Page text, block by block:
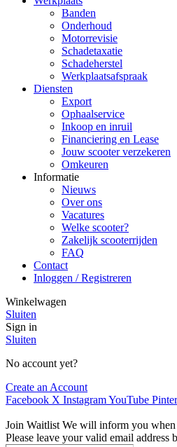
Banden
Onderhoud
Motorrevisie
Schadetaxatie
Schadeherstel
Werkplaatsafspraak
Diensten
Export
Ophaalservice
Inkoop en inruil
Financiering en Lease
Jouw scooter verzekeren
Omkeuren
Informatie
Nieuws
Over ons
Vacatures
Welke scooter?
Zakelijk scooterrijden
FAQ
Contact
Inloggen / Registreren
Winkelwagen
Sluiten
Sign in
Sluiten
No account yet?
Create an Account
Facebook X InstagramYouTube
Join Waitlist We will inform you when
Please leave your valid email address